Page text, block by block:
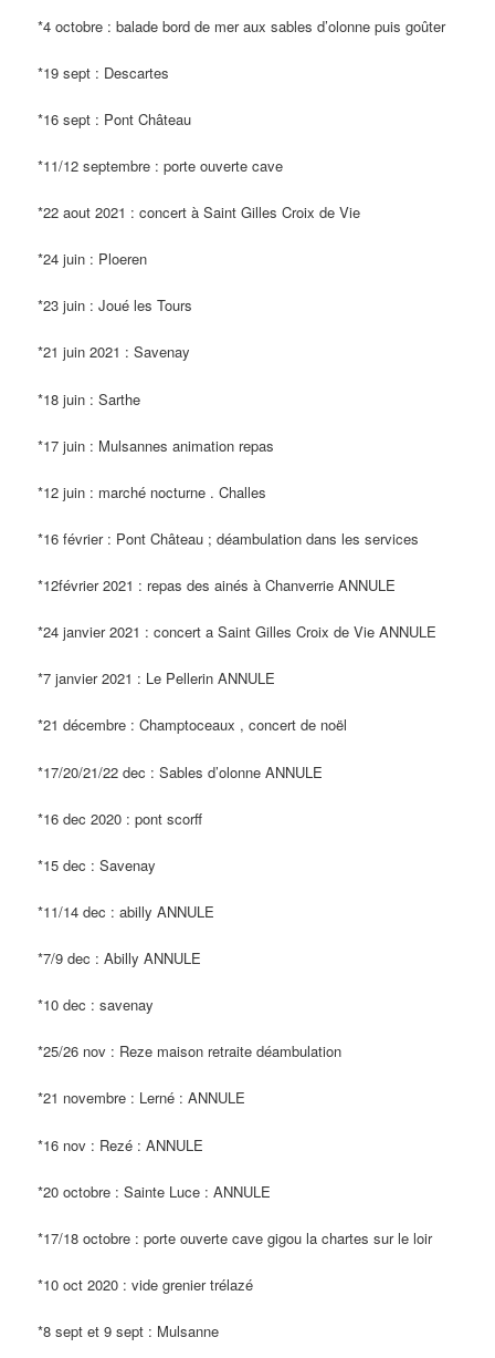
*4 octobre : balade bord de mer aux sables d’olonne puis goûter
*19 sept : Descartes
*16 sept : Pont Château
*11/12 septembre : porte ouverte cave
*22 aout 2021 : concert à Saint Gilles Croix de Vie
*24 juin : Ploeren
*23 juin : Joué les Tours
*21 juin 2021 : Savenay
*18 juin : Sarthe
*17 juin : Mulsannes animation repas
*12 juin : marché nocturne . Challes
*16 février : Pont Château ; déambulation dans les services
*12février 2021 : repas des ainés à Chanverrie ANNULE
*24 janvier 2021 : concert a Saint Gilles Croix de Vie ANNULE
*7 janvier 2021 : Le Pellerin ANNULE
*21 décembre : Champtoceaux , concert de noël
*17/20/21/22 dec : Sables d’olonne ANNULE
*16 dec 2020 : pont scorff
*15 dec : Savenay
*11/14 dec : abilly ANNULE
*7/9 dec : Abilly ANNULE
*10 dec : savenay
*25/26 nov : Reze maison retraite déambulation
*21 novembre : Lerné : ANNULE
*16 nov : Rezé : ANNULE
*20 octobre : Sainte Luce : ANNULE
*17/18 octobre : porte ouverte cave gigou la chartes sur le loir
*10 oct 2020 : vide grenier trélazé
*8 sept et 9 sept : Mulsanne